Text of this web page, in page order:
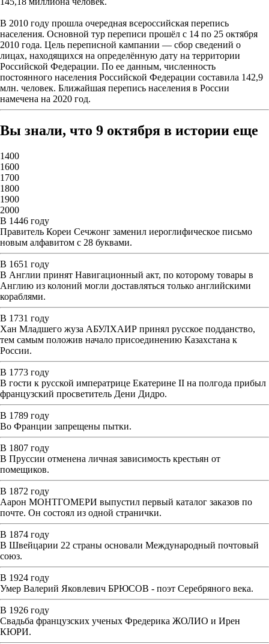
В 2010 году прошла очередная всероссийская перепись
населения. Основной тур переписи прошёл с 14 по 25 октября
2010 года. Цель переписной кампании — сбор сведений о
лицах, находящихся на определённую дату на территории
Российской Федерации. По ее данным, численность
постоянного населения Российской Федерации составила 142,9
млн. человек. Ближайшая перепись населения в России
намечена на 2020 год.
Вы знали, что 9 октября в истории еще
1400
1600
1700
1800
1900
2000
В 1446 году
Правитель Кореи Сечжонг заменил иероглифическое письмо
новым алфавитом с 28 буквами.
В 1651 году
В Англии принят Навигационный акт, по которому товары в
Англию из колоний могли доставляться только английскими
кораблями.
В 1731 году
Хан Младшего жуза АБУЛХАИР принял русское подданство,
тем самым положив начало присоединению Казахстана к
России.
В 1773 году
В гости к русской императрице Екатерине II на полгода прибыл
французский просветитель Дени Дидро.
В 1789 году
Во Франции запрещены пытки.
В 1807 году
В Пруссии отменена личная зависимость крестьян от
помещиков.
В 1872 году
Аарон МОНТГОМЕРИ выпустил первый каталог заказов по
почте. Он состоял из одной странички.
В 1874 году
В Швейцарии 22 страны основали Международный почтовый
союз.
В 1924 году
Умер Валерий Яковлевич БРЮСОВ - поэт Серебряного века.
В 1926 году
Свадьба французских ученых Фредерика ЖОЛИО и Ирен
КЮРИ.